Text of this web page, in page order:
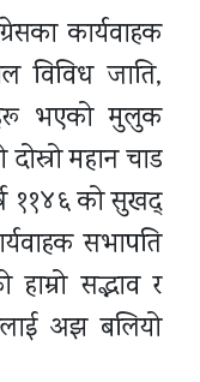
कार्यवाहक
विविध जाति,
भएको मुलुक
महान चाड
११४६ को सुखद्
सभापति
सद्भाव र
अझ बलियो